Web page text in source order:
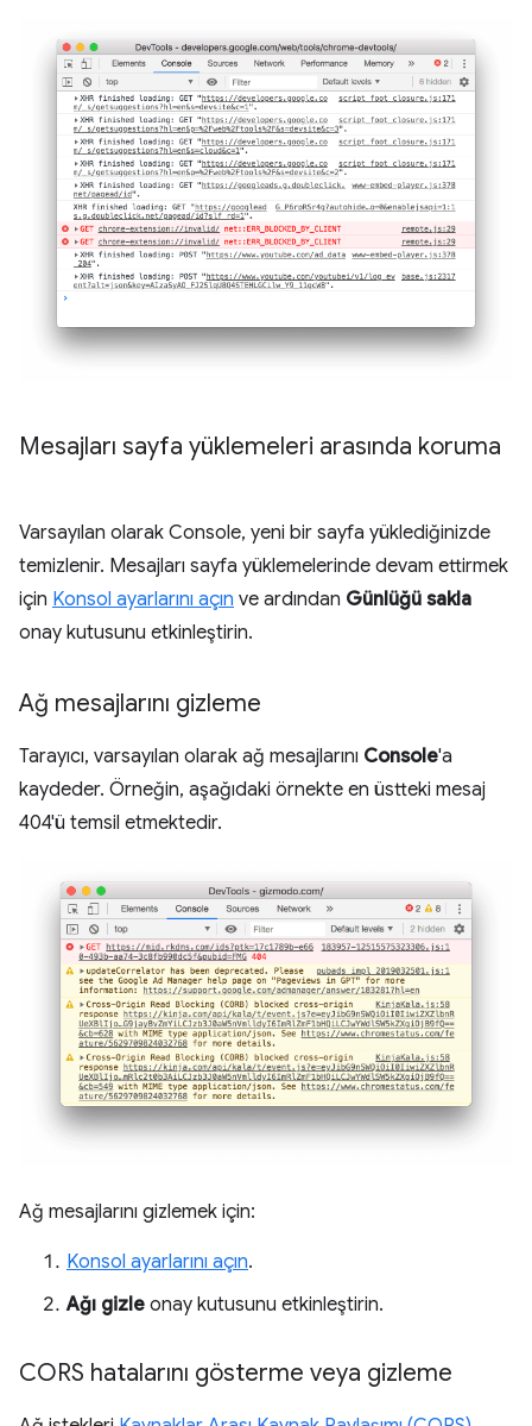
Mesajları sayfa yüklemeleri arasında koruma
Varsayılan olarak Console, yeni bir sayfa yüklediğinizde
temizlenir. Mesajları sayfa yüklemelerinde devam ettirmek
için Konsol ayarlarını açın ve ardından Günlüğü sakla
onay kutusunu etkinleştirin.
Ağ mesajlarını gizleme
Tarayıcı, varsayılan olarak ağ mesajlarını Console'a
kaydeder. Örneğin, aşağıdaki örnekte en üstteki mesaj
404'ü temsil etmektedir.
Ağ mesajlarını gizlemek için:
Konsol ayarlarını açın.
Ağı gizle onay kutusunu etkinleştirin.
CORS hatalarını gösterme veya gizleme